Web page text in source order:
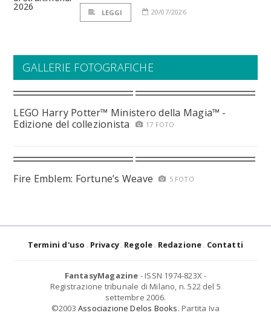
LEGGI 20/07/2026
GALLERIE FOTOGRAFICHE
LEGO Harry Potter™ Ministero della Magia™ -
Edizione del collezionista
17 FOTO
Fire Emblem: Fortune’s Weave 5 FOTO
Termini d'uso Privacy Regole Redazione Contatti
FantasyMagazine - ISSN 1974-823X -
Registrazione tribunale di Milano, n. 522 del 5
settembre 2006.
©2003 Associazione Delos Books. Partita Iva